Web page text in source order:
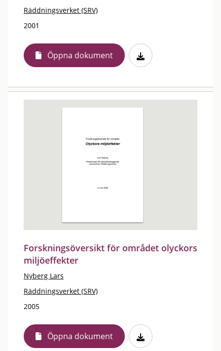
Räddningsverket (SRV)
2001
Öppna dokument
Forskningsöversikt för området olyckors
miljöeffekter
Nyberg Lars
Räddningsverket (SRV)
2005
Öppna dokument